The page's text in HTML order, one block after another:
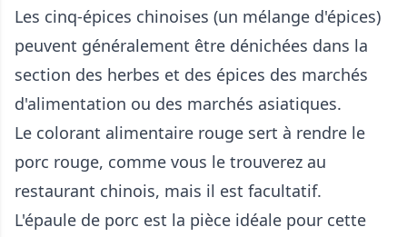
Les cinq-épices chinoises (un mélange d'épices)
peuvent généralement être dénichées dans la
section des herbes et des épices des marchés
d'alimentation ou des marchés asiatiques.
Le colorant alimentaire rouge sert à rendre le
porc rouge, comme vous le trouverez au
restaurant chinois, mais il est facultatif.
L'épaule de porc est la pièce idéale pour cette